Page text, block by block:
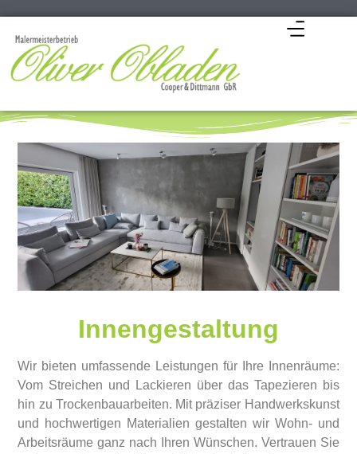
Innen­gestaltung
Wir bieten umfassende Leistungen für Ihre Innenräume:
Vom Streichen und Lackieren über das Tapezieren bis
hin zu Trockenbauarbeiten. Mit präziser Handwerkskunst
und hochwertigen Materialien gestalten wir Wohn- und
Arbeitsräume ganz nach Ihren Wünschen. Vertrauen Sie